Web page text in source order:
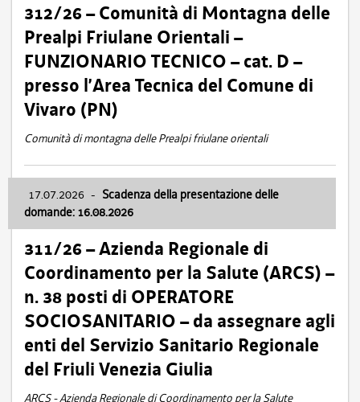
312/26 – Comunità di Montagna delle
Prealpi Friulane Orientali –
FUNZIONARIO TECNICO – cat. D –
presso l’Area Tecnica del Comune di
Vivaro (PN)
Comunità di montagna delle Prealpi friulane orientali
17.07.2026 - Scadenza della presentazione delle
domande: 16.08.2026
311/26 – Azienda Regionale di
Coordinamento per la Salute (ARCS) –
n. 38 posti di OPERATORE
SOCIOSANITARIO – da assegnare agli
enti del Servizio Sanitario Regionale
del Friuli Venezia Giulia
ARCS - Azienda Regionale di Coordinamento per la Salute